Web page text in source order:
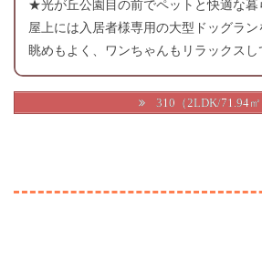
★光が丘公園目の前でペットと快適な暮
屋上には入居者様専用の大型ドッグラン
眺めもよく、ワンちゃんもリラックスし
310（2LDK/71.94㎡